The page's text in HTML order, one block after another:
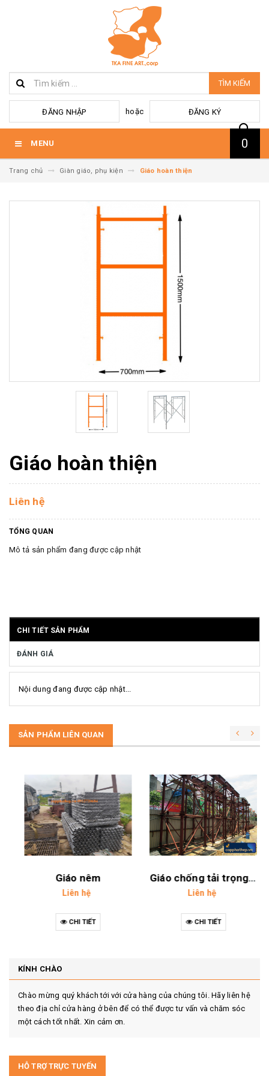
TÌM KIẾM
ĐĂNG NHẬP hoặc ĐĂNG KÝ
MENU 0
Trang chủ Giàn giáo, phụ kiện Giáo hoàn thiện
Giáo hoàn thiện
Liên hệ
TỔNG QUAN
Mô tả sản phẩm đang được cập nhật
CHI TIẾT SẢN PHẨM
ĐÁNH GIÁ
Nội dung đang được cập nhật...
SẢN PHẨM LIÊN QUAN
Phụ kiện giáo
Liên hệ
CHI TIẾT
Giáo nêm
Liên hệ
CHI TIẾT
KÍNH CHÀO
Chào mừng quý khách tới với cửa hàng của chúng tôi. Hãy liên hệ
theo địa chỉ cửa hàng ở bên để có thể được tư vấn và chăm sóc
một cách tốt nhất. Xin cảm ơn.
HỖ TRỢ TRỰC TUYẾN